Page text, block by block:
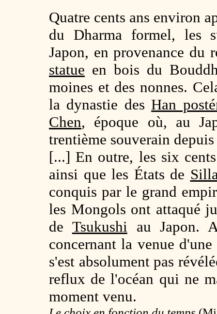
Quatre cents ans environ
du Dharma formel, les
Japon, en provenance du
statue en bois du
moines et des nonnes.
la dynastie des Han
Chen, époque où, au
trentième souverain
[...] En outre, les six
ainsi que les États de
conquis par le grand
les Mongols ont attaqué
de Tsukushi au Japon.
concernant la venue
s'est absolument pas
reflux de l'océan qui ne
moment venu.